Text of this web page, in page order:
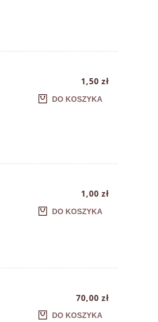
1,50 zł
DO KOSZYKA
1,00 zł
DO KOSZYKA
70,00 zł
DO KOSZYKA